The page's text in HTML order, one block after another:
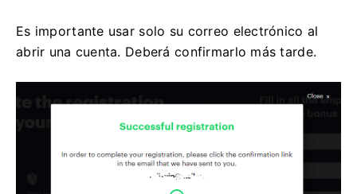
Es importante usar solo su correo electrónico al
abrir una cuenta. Deberá confirmarlo más tarde.